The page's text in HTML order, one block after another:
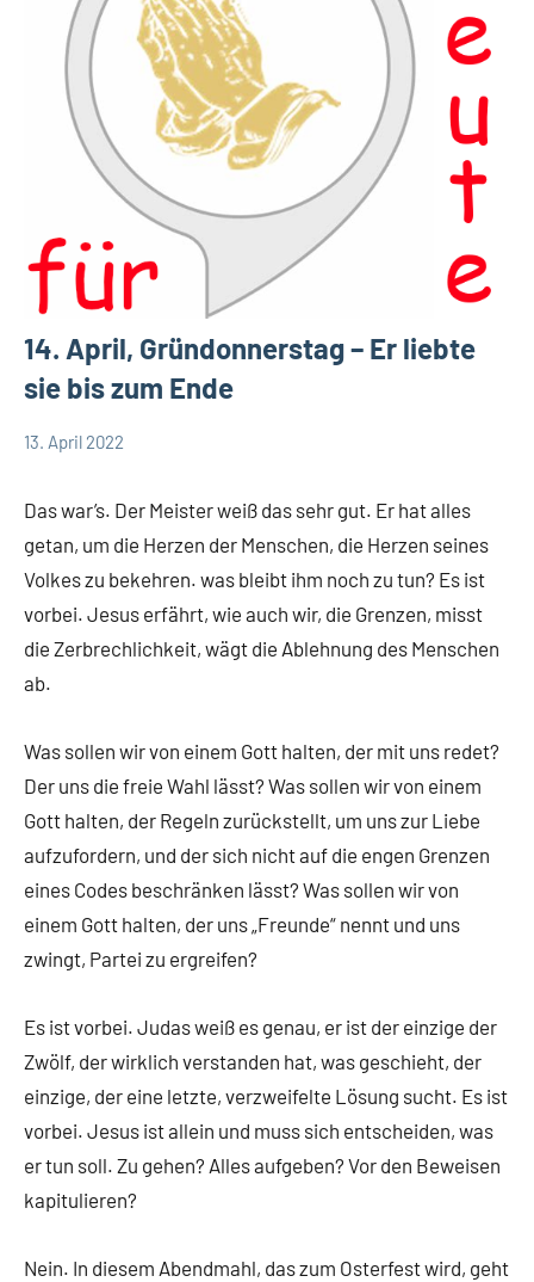
14. April, Gründonnerstag – Er liebte
sie bis zum Ende
13. April 2022
Hubert
Keine
Das war’s. Der Meister weiß das sehr gut. Er hat alles
getan, um die Herzen der Menschen, die Herzen seines
Volkes zu bekehren. was bleibt ihm noch zu tun? Es ist
vorbei. Jesus erfährt, wie auch wir, die Grenzen, misst
die Zerbrechlichkeit, wägt die Ablehnung des Menschen
ab.
Was sollen wir von einem Gott halten, der mit uns redet?
Der uns die freie Wahl lässt? Was sollen wir von einem
Gott halten, der Regeln zurückstellt, um uns zur Liebe
aufzufordern, und der sich nicht auf die engen Grenzen
eines Codes beschränken lässt? Was sollen wir von
einem Gott halten, der uns „Freunde“ nennt und uns
zwingt, Partei zu ergreifen?
Es ist vorbei. Judas weiß es genau, er ist der einzige der
Zwölf, der wirklich verstanden hat, was geschieht, der
einzige, der eine letzte, verzweifelte Lösung sucht. Es ist
vorbei. Jesus ist allein und muss sich entscheiden, was
er tun soll. Zu gehen? Alles aufgeben? Vor den Beweisen
kapitulieren?
Nein. In diesem Abendmahl, das zum Osterfest wird, geht